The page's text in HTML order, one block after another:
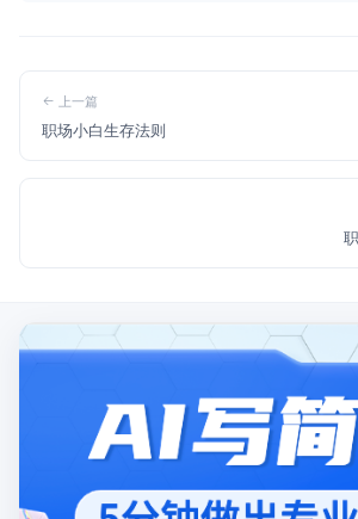
上一篇
职场小白生存法则